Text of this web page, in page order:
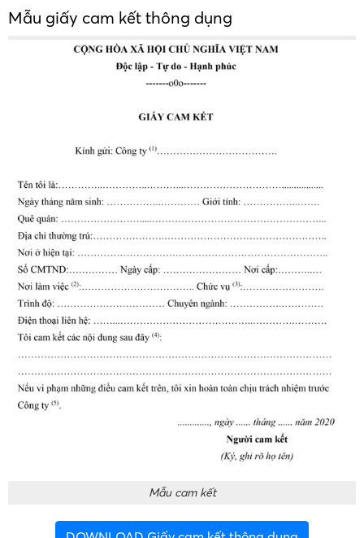
Mẫu giấy cam kết thông dụng
Mẫu cam kết